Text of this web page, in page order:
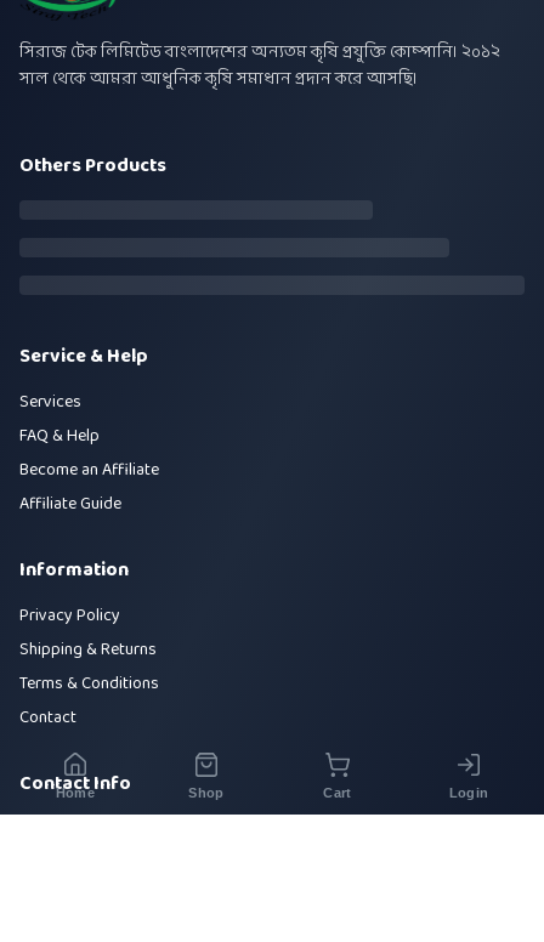
সিরাজ টেক লিমিটেড বাংলাদেশের অন্যতম কৃষি প্রযুক্তি কোম্পানি। ২০১২
সাল থেকে আমরা আধুনিক কৃষি সমাধান প্রদান করে আসছি।
Others Products
Service & Help
Services
FAQ & Help
Become an Affiliate
Affiliate Guide
Information
Privacy Policy
Shipping & Returns
Terms & Conditions
Contact
Contact Info
Home Shop Cart Login